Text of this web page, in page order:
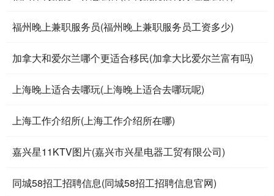
福州晚上兼职服务员(福州晚上兼职服务员工资多少)
加拿大和爱尔兰哪个更适合移民(加拿大比爱尔兰富有吗)
上海晚上适合去哪玩(上海晚上适合去哪玩呢)
上海工作介绍所(上海工作介绍所在哪)
嘉兴星11KTV图片(嘉兴市兴星电器工贸有限公司)
同城58招工招聘信息(同城58招工招聘信息官网)